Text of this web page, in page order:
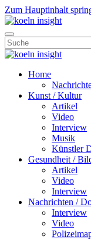
Zum Hauptinhalt
Home
Kunst / Kultur
Artikel
Video
Interview
Musik
Künstler
Gesundheit /
Artikel
Video
Interview
Nachrichten /
Interview
Video